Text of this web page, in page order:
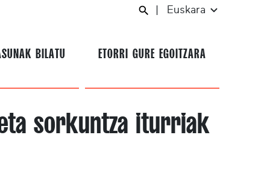
Euskara
BILATU ETORRI GURE EGOITZARA
sorkuntza iturriak